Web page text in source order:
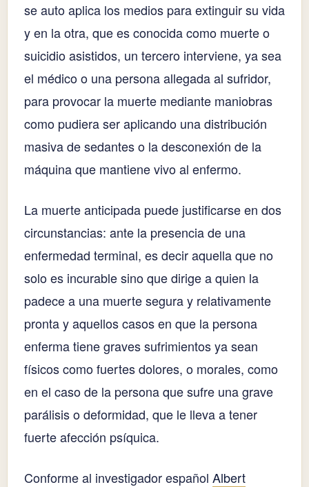
se auto aplica los medios para extinguir su vida
y en la otra, que es conocida como muerte o
suicidio asistidos, un tercero interviene, ya sea
el médico o una persona allegada al sufridor,
para provocar la muerte mediante maniobras
como pudiera ser aplicando una distribución
masiva de sedantes o la desconexión de la
máquina que mantiene vivo al enfermo.
La muerte anticipada puede justificarse en dos
circunstancias: ante la presencia de una
enfermedad terminal, es decir aquella que no
solo es incurable sino que dirige a quien la
padece a una muerte segura y relativamente
pronta y aquellos casos en que la persona
enferma tiene graves sufrimientos ya sean
físicos como fuertes dolores, o morales, como
en el caso de la persona que sufre una grave
parálisis o deformidad, que le lleva a tener
fuerte afección psíquica.
Conforme al investigador español Albert